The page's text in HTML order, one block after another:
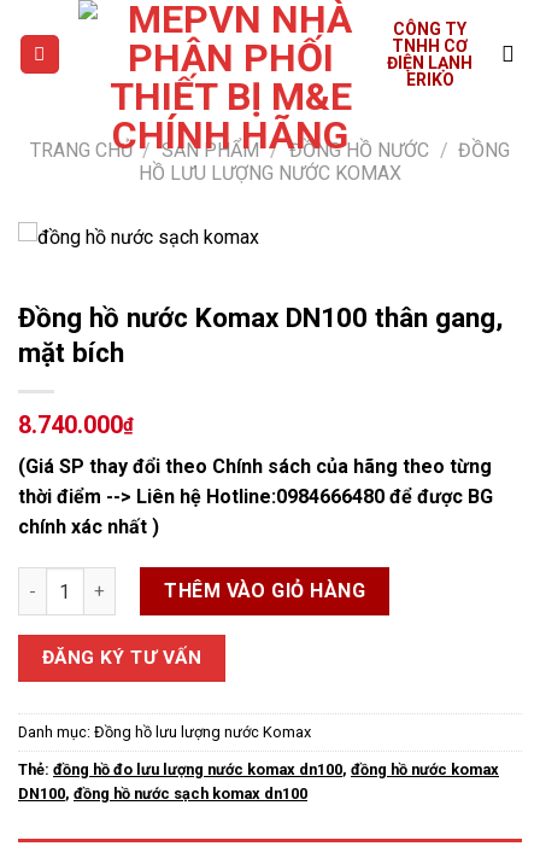
content
CÔNG TY
TNHH CƠ
ĐIỆN LẠNH
ERIKO
TRANG CHỦ / SẢN PHẨM / ĐỒNG HỒ NƯỚC / ĐỒNG
HỒ LƯU LƯỢNG NƯỚC KOMAX
Đồng hồ nước Komax DN100 thân gang,
mặt bích
8.740.000₫
(Giá SP thay đổi theo Chính sách của hãng theo từng
thời điểm --> Liên hệ Hotline:0984666480 để được BG
chính xác nhất )
Đồng hồ nước Komax DN100 thân gang, mặt bích số lượng
THÊM VÀO GIỎ HÀNG
ĐĂNG KÝ TƯ VẤN
Danh mục: Đồng hồ lưu lượng nước Komax
Thẻ: đồng hồ đo lưu lượng nước komax dn100, đồng hồ nước komax
DN100, đồng hồ nước sạch komax dn100